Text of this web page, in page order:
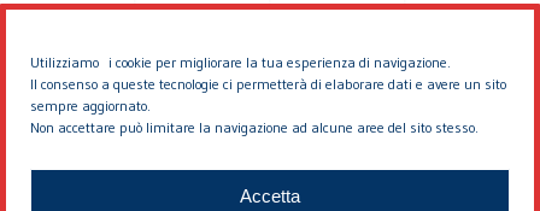
Utilizziamo i cookie per migliorare la tua esperienza di navigazione.
Il consenso a queste tecnologie ci permetterà di elaborare dati e avere un sito
sempre aggiornato.
Non accettare può limitare la navigazione ad alcune aree del sito stesso.
Accetta
© 2026 EDDYBURG